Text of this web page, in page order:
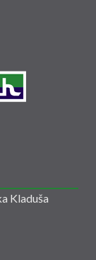
Kladuša